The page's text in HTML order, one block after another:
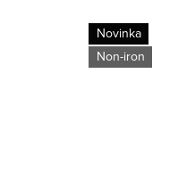
Novinka
Non-iron